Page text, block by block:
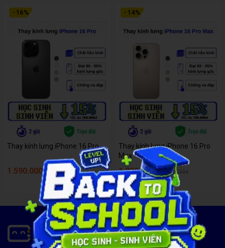
- 16%
Thay kính lưng iPhone 16 Pro
1.590.000đ 1.890.000đ
- 14%
Thay kính lưng iPhone 16 Pro
Max
1.890.000đ 2.200.000đ